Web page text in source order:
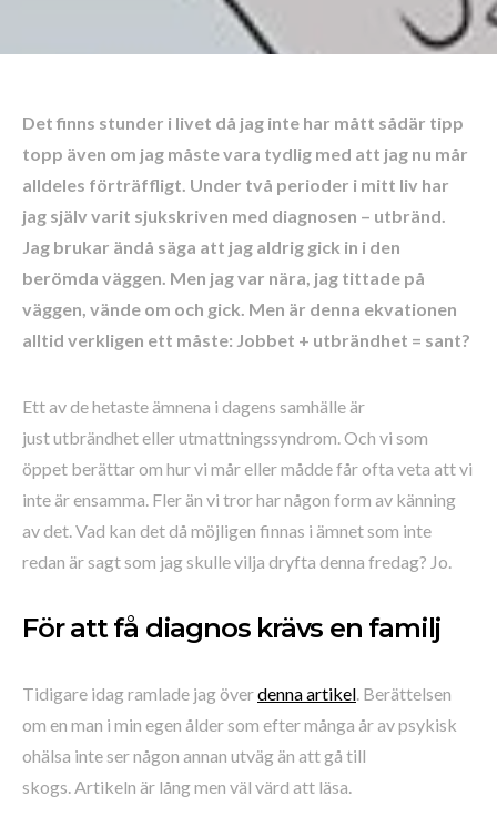
Det finns stunder i livet då jag inte har mått sådär tipp
topp även om jag måste vara tydlig med att jag nu mår
alldeles förträffligt. Under två perioder i mitt liv har
jag själv varit sjukskriven med diagnosen – utbränd.
Jag brukar ändå säga att jag aldrig gick in i den
berömda väggen. Men jag var nära, jag tittade på
väggen, vände om och gick. Men är denna ekvationen
alltid verkligen ett måste: Jobbet + utbrändhet = sant?
Ett av de hetaste ämnena i dagens samhälle är
just utbrändhet eller utmattningssyndrom. Och vi som
öppet berättar om hur vi mår eller mådde får ofta veta att vi
inte är ensamma. Fler än vi tror har någon form av känning
av det. Vad kan det då möjligen finnas i ämnet som inte
redan är sagt som jag skulle vilja dryfta denna fredag? Jo.
För att få diagnos krävs en familj
Tidigare idag ramlade jag överdenna artikel. Berättelsen
om en man i min egen ålder som efter många år av psykisk
ohälsa inte ser någon annan utväg än att gå till
skogs. Artikeln är lång men väl värd att läsa.